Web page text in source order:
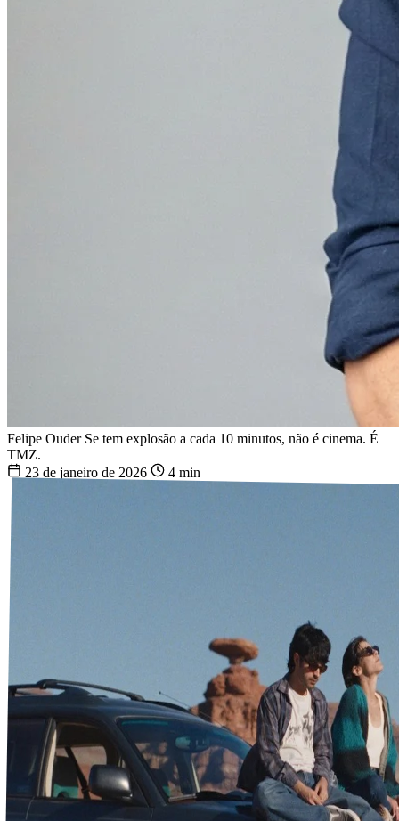
Felipe Ouder Se tem explosão a cada 10 minutos, não é cinema. É
TMZ.
23 de janeiro de 2026
4 min